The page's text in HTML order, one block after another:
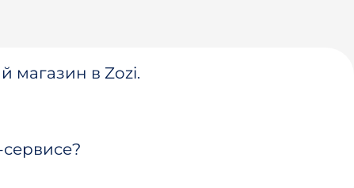
магазин в Zozi.